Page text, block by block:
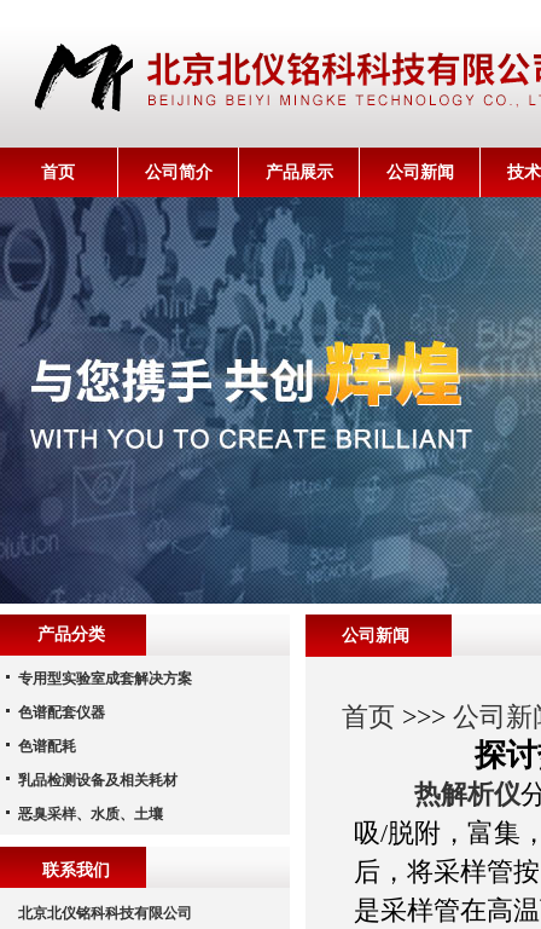
首页 公司简介 产品展示 公司新闻 技
公司新闻
首页 >>> 公司新
探
热解析仪
吸/脱附，富集
后，将采样管
是采样管在高
产品分类
专用型实验室成套解决方案
色谱配套仪器
色谱配耗
乳品检测设备及相关耗材
恶臭采样、水质、土壤
联系我们
北京北仪铭科科技有限公司